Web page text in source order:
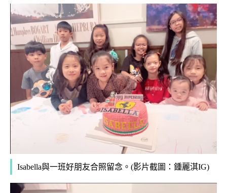
Isabella與一班好朋友合照留念。(影片截圖：鍾麗淇IG)